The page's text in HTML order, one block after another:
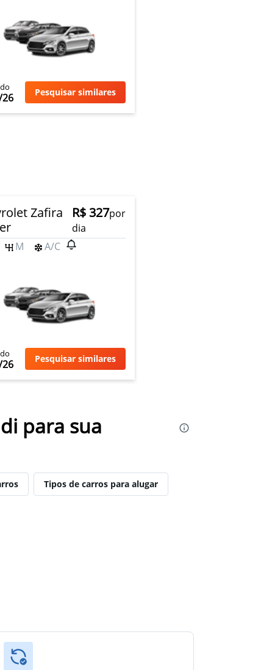
Pesquisar similares
Zafira
R$ 327por
dia
M A/C
Pesquisar similares
para sua
Tipos de carros para alugar